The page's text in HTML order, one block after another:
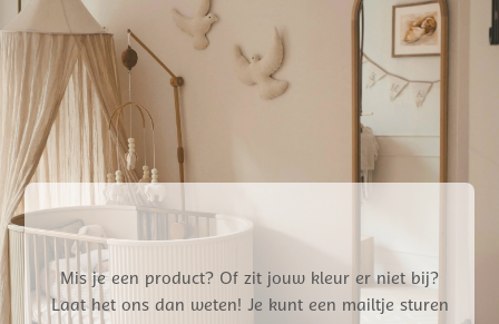
Mis je een product? Of zit jouw kleur er niet bij?
Laat het ons dan weten! Je kunt een mailtje sturen